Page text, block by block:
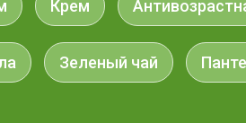
Крем
Зеленый чай